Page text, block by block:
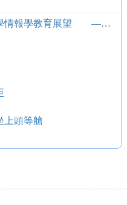
挑戰與機遇，傳承與創新：數字時代圖書館學情報學教育展望 ——第二屆中美數字時代圖書館學情報學教育國際研討會訪談之一
上頭等艙